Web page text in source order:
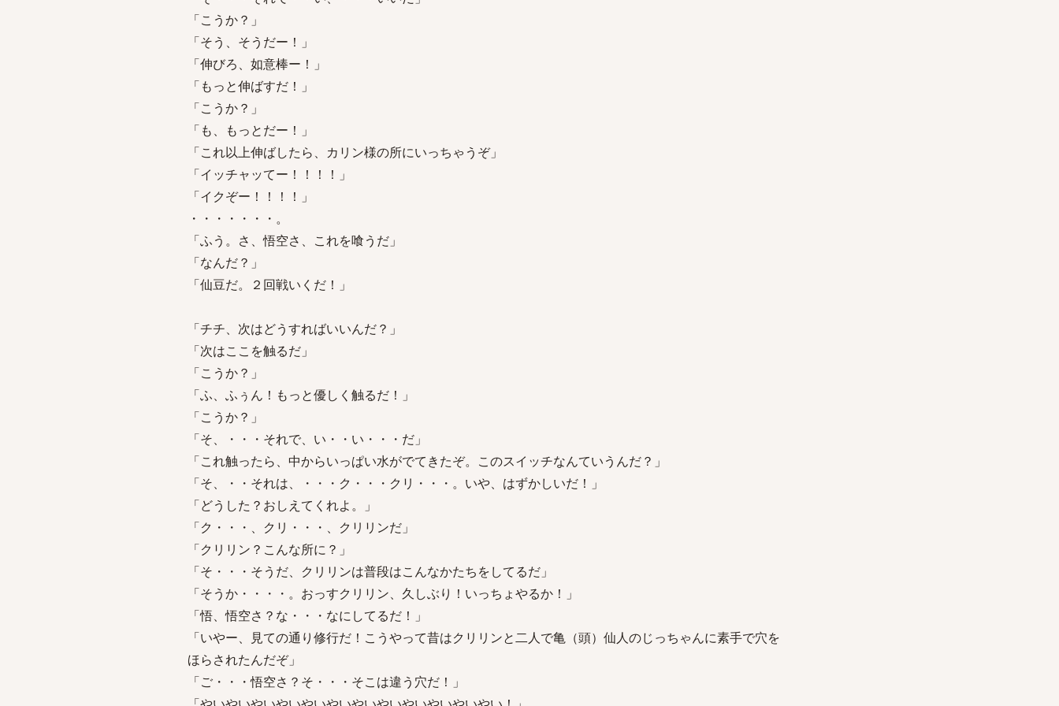
「こうか？」
「そう、そうだー！」
「伸びろ、如意棒ー！」
「もっと伸ばすだ！」
「こうか？」
「も、もっとだー！」
「これ以上伸ばしたら、カリン様の所にいっちゃうぞ」
「イッチャッてー！！！！」
「イクぞー！！！！」
・・・・・・・。
「ふう。さ、悟空さ、これを喰うだ」
「なんだ？」
「仙豆だ。２回戦いくだ！」
「チチ、次はどうすればいいんだ？」
「次はここを触るだ」
「こうか？」
「ふ、ふぅん！もっと優しく触るだ！」
「こうか？」
「そ、・・・それで、い・・い・・・だ」
「これ触ったら、中からいっぱい水がでてきたぞ。このスイッチなんていうんだ？」
「そ、・・それは、・・・ク・・・クリ・・・。いや、はずかしいだ！」
「どうした？おしえてくれよ。」
「ク・・・、クリ・・・、クリリンだ」
「クリリン？こんな所に？」
「そ・・・そうだ、クリリンは普段はこんなかたちをしてるだ」
「そうか・・・・。おっすクリリン、久しぶり！いっちょやるか！」
「悟、悟空さ？な・・・なにしてるだ！」
「いやー、見ての通り修行だ！こうやって昔はクリリンと二人で亀（頭）仙人のじっちゃんに素手で穴を
ほらされたんだぞ」
「ご・・・悟空さ？そ・・・そこは違う穴だ！」